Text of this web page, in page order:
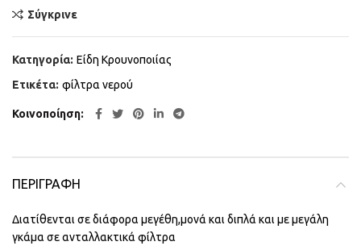
Σύγκρινε
Κατηγορία: Είδη Κρουνοποιίας
Ετικέτα: φίλτρα νερού
Κοινοποίηση
ΠΕΡΙΓΡΑΦΉ
Διατίθενται σε διάφορα μεγέθη,μονά και διπλά και με μεγάλη
γκάμα σε ανταλλακτικά φίλτρα